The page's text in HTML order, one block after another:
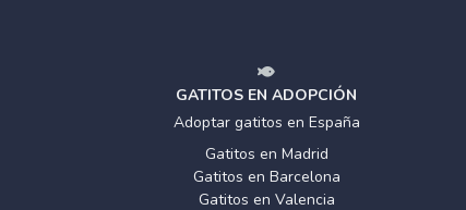
GATITOS EN ADOPCIÓN
Adoptar gatitos en España
Gatitos en Madrid
Gatitos en Barcelona
Gatitos en Valencia